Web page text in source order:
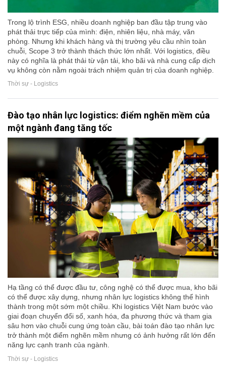
Trong lộ trình ESG, nhiều doanh nghiệp ban đầu tập trung vào
phát thải trực tiếp của mình: điện, nhiên liệu, nhà máy, văn
phòng. Nhưng khi khách hàng và thị trường yêu cầu nhìn toàn
chuỗi, Scope 3 trở thành thách thức lớn nhất. Với logistics, điều
này có nghĩa là phát thải từ vận tải, kho bãi và nhà cung cấp dịch
vụ không còn nằm ngoài trách nhiệm quản trị của doanh nghiệp.
Thời sự - Logistics
Đào tạo nhân lực logistics: điểm nghẽn mềm của
một ngành đang tăng tốc
Hạ tầng có thể được đầu tư, công nghệ có thể được mua, kho bãi
có thể được xây dựng, nhưng nhân lực logistics không thể hình
thành trong một sớm một chiều. Khi logistics Việt Nam bước vào
giai đoạn chuyển đổi số, xanh hóa, đa phương thức và tham gia
sâu hơn vào chuỗi cung ứng toàn cầu, bài toán đào tạo nhân lực
trở thành một điểm nghẽn mềm nhưng có ảnh hưởng rất lớn đến
năng lực cạnh tranh của ngành.
Thời sự - Logistics